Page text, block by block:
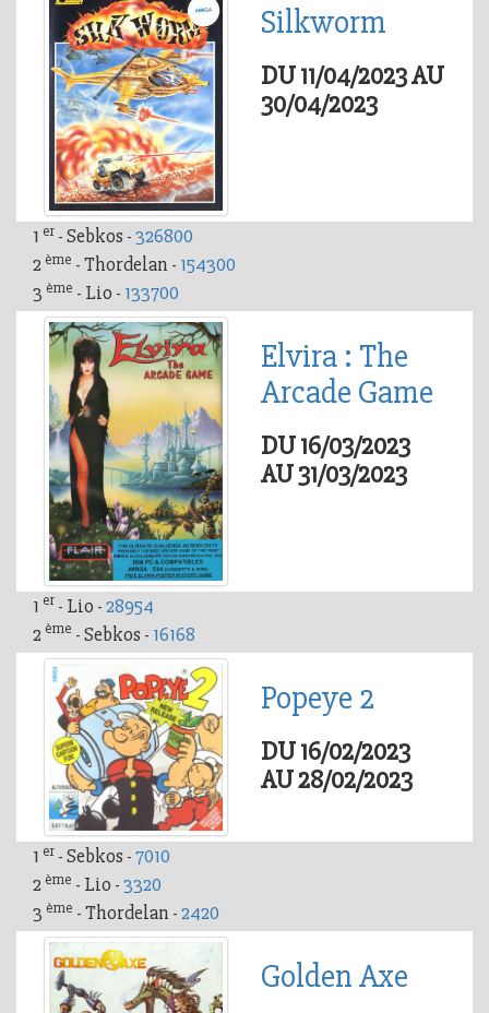
Silkworm
DU 11/04/2023 AU
30/04/2023
1 er - Sebkos -326800
2 ème - Thordelan - 154300
3 ème - Lio - 133700
Elvira : The
Arcade Game
DU 16/03/2023
AU 31/03/2023
1 er - Lio -28954
2 ème - Sebkos - 16168
Popeye 2
DU 16/02/2023
AU 28/02/2023
1 er - Sebkos -7010
2 ème - Lio -3320
3 ème - Thordelan -2420
Golden Axe